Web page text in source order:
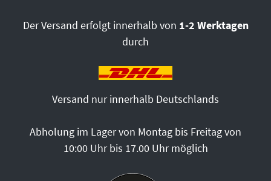
Der Versand erfolgt innerhalb von 1-2 Werktagen
durch
Versand nur innerhalb Deutschlands
Abholung im Lager von Montag bis Freitag von
10:00 Uhr bis 17.00 Uhr möglich